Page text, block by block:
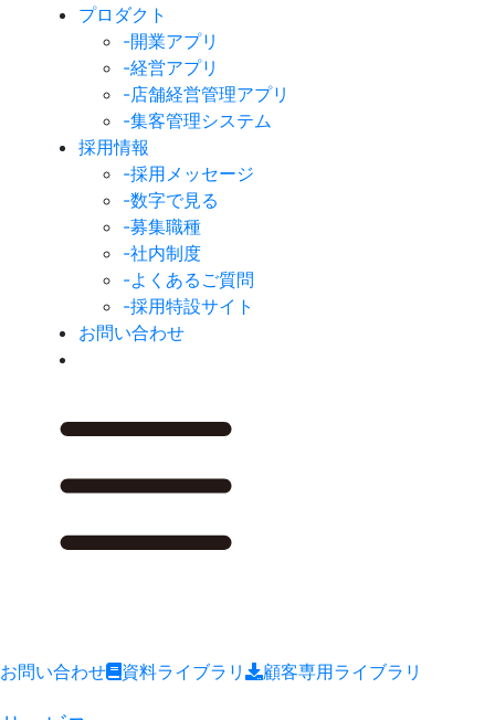
プロダクト
-開業アプリ
-経営アプリ
-店舗経営管理アプリ
-集客管理システム
採用情報
-採用メッセージ
-数字で見る
-募集職種
-社内制度
-よくあるご質問
-採用特設サイト
お問い合わせ
お問い合わせ 資料ライブラリ 顧客専用ライブラリ